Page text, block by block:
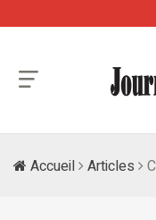
Accueil Articles